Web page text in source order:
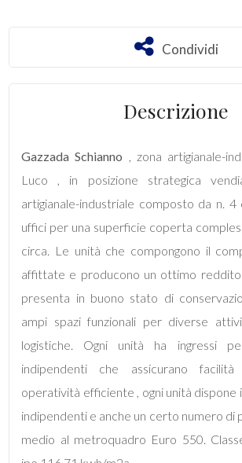
Condividi
Condividi
Descrizione
Gazzada Schianno , zona artigianale-
Luco , in posizione strategica
artigianale-industriale composto da n. 4
uffici per una superficie coperta
circa. Le unità che compongono il
affittate e producono un ottimo reddito
presenta in buono stato di
ampi spazi funzionali per diverse
logistiche. Ogni unità ha ingressi
indipendenti che assicurano
operatività efficiente , ogni unità dispone
indipendenti e anche un certo numero di
medio al metroquadro Euro 550.
Totale
mq
Locali
minimi